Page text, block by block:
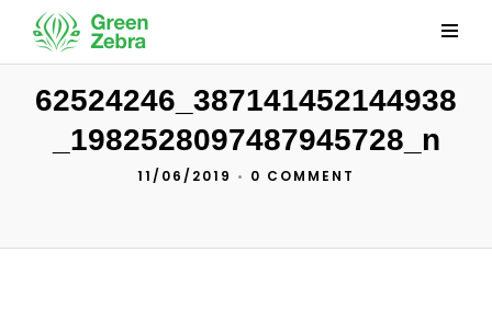
62524246_387141452144938
_1982528097487945728_n
11/06/2019 • 0 COMMENT